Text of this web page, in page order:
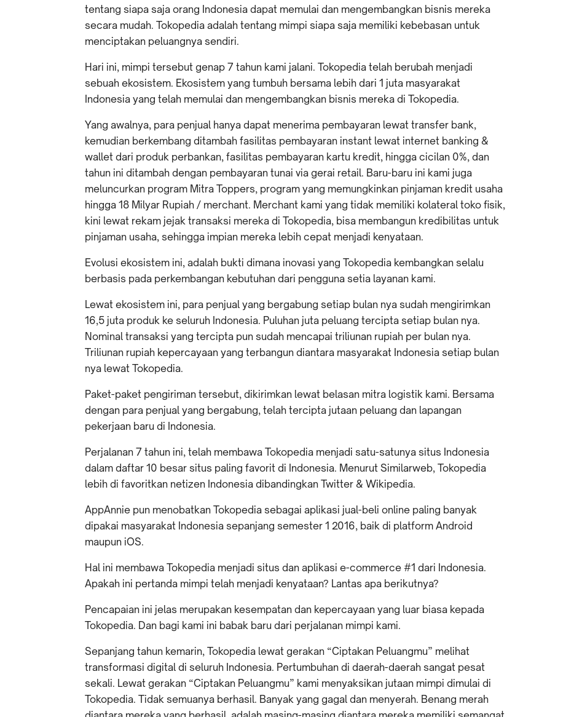
tentang siapa saja orang Indonesia dapat memulai dan mengembangkan bisnis mereka
secara mudah. Tokopedia adalah tentang mimpi siapa saja memiliki kebebasan untuk
menciptakan peluangnya sendiri.
Hari ini, mimpi tersebut genap 7 tahun kami jalani. Tokopedia telah berubah menjadi
sebuah ekosistem. Ekosistem yang tumbuh bersama lebih dari 1 juta masyarakat
Indonesia yang telah memulai dan mengembangkan bisnis mereka di Tokopedia.
Yang awalnya, para penjual hanya dapat menerima pembayaran lewat transfer bank,
kemudian berkembang ditambah fasilitas pembayaran instant lewat internet banking &
wallet dari produk perbankan, fasilitas pembayaran kartu kredit, hingga cicilan 0%, dan
tahun ini ditambah dengan pembayaran tunai via gerai retail. Baru-baru ini kami juga
meluncurkan program Mitra Toppers, program yang memungkinkan pinjaman kredit usaha
hingga 18 Milyar Rupiah / merchant. Merchant kami yang tidak memiliki kolateral toko fisik,
kini lewat rekam jejak transaksi mereka di Tokopedia, bisa membangun kredibilitas untuk
pinjaman usaha, sehingga impian mereka lebih cepat menjadi kenyataan.
Evolusi ekosistem ini, adalah bukti dimana inovasi yang Tokopedia kembangkan selalu
berbasis pada perkembangan kebutuhan dari pengguna setia layanan kami.
Lewat ekosistem ini, para penjual yang bergabung setiap bulan nya sudah mengirimkan
16,5 juta produk ke seluruh Indonesia. Puluhan juta peluang tercipta setiap bulan nya.
Nominal transaksi yang tercipta pun sudah mencapai triliunan rupiah per bulan nya.
Triliunan rupiah kepercayaan yang terbangun diantara masyarakat Indonesia setiap bulan
nya lewat Tokopedia.
Paket-paket pengiriman tersebut, dikirimkan lewat belasan mitra logistik kami. Bersama
dengan para penjual yang bergabung, telah tercipta jutaan peluang dan lapangan
pekerjaan baru di Indonesia.
Perjalanan 7 tahun ini, telah membawa Tokopedia menjadi satu-satunya situs Indonesia
dalam daftar 10 besar situs paling favorit di Indonesia. Menurut Similarweb, Tokopedia
lebih di favoritkan netizen Indonesia dibandingkan Twitter & Wikipedia.
AppAnnie pun menobatkan Tokopedia sebagai aplikasi jual-beli online paling banyak
dipakai masyarakat Indonesia sepanjang semester 1 2016, baik di platform Android
maupun iOS.
Hal ini membawa Tokopedia menjadi situs dan aplikasi e-commerce #1 dari Indonesia.
Apakah ini pertanda mimpi telah menjadi kenyataan? Lantas apa berikutnya?
Pencapaian ini jelas merupakan kesempatan dan kepercayaan yang luar biasa kepada
Tokopedia. Dan bagi kami ini babak baru dari perjalanan mimpi kami.
Sepanjang tahun kemarin, Tokopedia lewat gerakan “Ciptakan Peluangmu” melihat
transformasi digital di seluruh Indonesia. Pertumbuhan di daerah-daerah sangat pesat
sekali. Lewat gerakan “Ciptakan Peluangmu” kami menyaksikan jutaan mimpi dimulai di
Tokopedia. Tidak semuanya berhasil. Banyak yang gagal dan menyerah. Benang merah